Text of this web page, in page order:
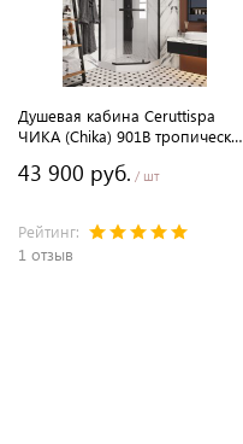
Душевая кабина Ceruttispa
ЧИКА (Chika) 901B тропический
43 900 руб. / шт
Рейтинг:
1 отзыв